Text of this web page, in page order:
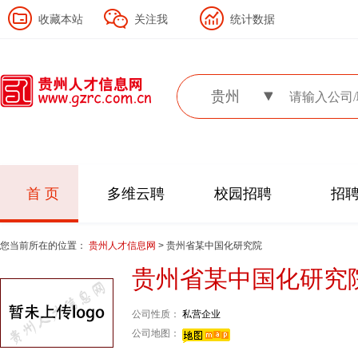
收藏本站 关注我 统计数据
贵州
首 页 多维云聘 校园招聘 招
您当前所在的位置： 贵州人才信息网 > 贵州省某中国化研究院
贵州省某中国化研究
公司性质： 私营企业
公司地图：